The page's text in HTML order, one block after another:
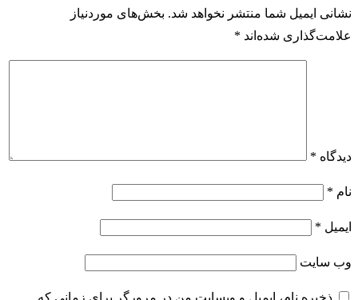
نشانی ایمیل شما منتشر نخواهد شد. بخش‌های موردنیاز
علامت‌گذاری شده‌اند *
دیدگاه *
نام *
ایمیل *
وب‌ سایت